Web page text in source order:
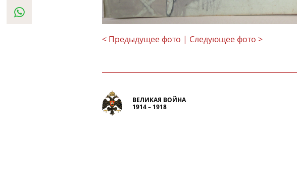
< Предыдущее фото | Следующее фото >
ВЕЛИКАЯ ВОЙНА
1914 – 1918